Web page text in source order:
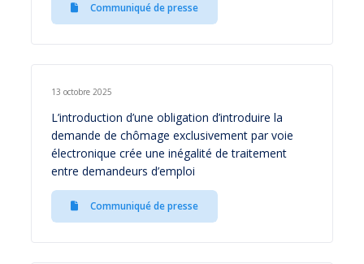
Communiqué de presse
13 octobre 2025
L’introduction d’une obligation d’introduire la
demande de chômage exclusivement par voie
électronique crée une inégalité de traitement
entre demandeurs d’emploi
Communiqué de presse